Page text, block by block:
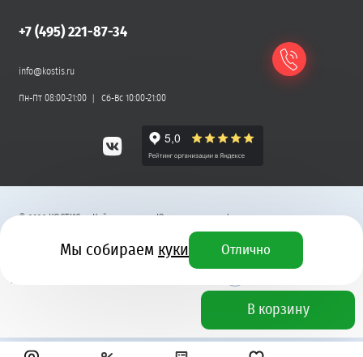
В корзину
1 510 ₽
+7 (495) 221-87-34
info@kostis.ru
Пн-Пт 08:00-21:00 Сб-Вс 10:00-21:00
©2026 КОСТИС — Кейтеринг. Юридическая информация
Мы собираем куки Отлично